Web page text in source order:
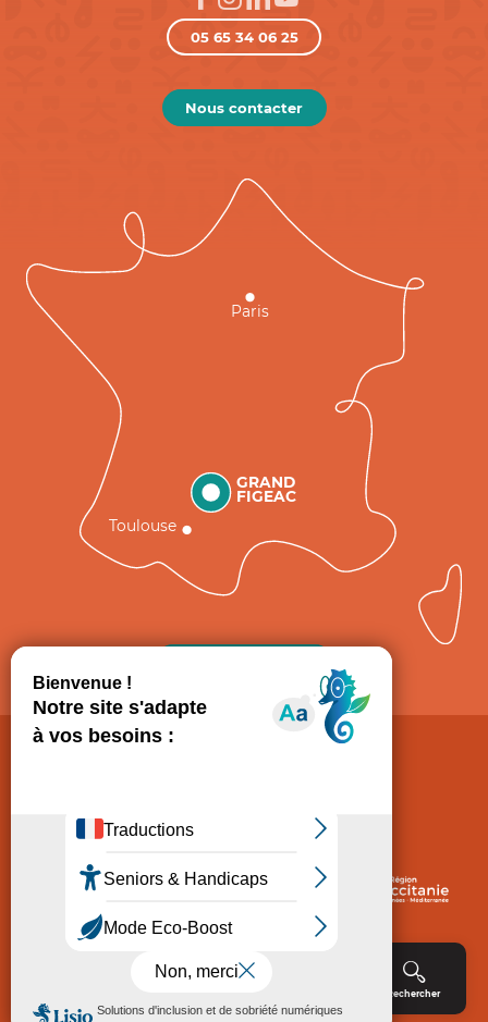
Rechercher
05 65 34 06 25
Nous contacter
GRAND
FIGEAC
Toulouse
Paris
Mentions légales
Accessibilité : non conforme